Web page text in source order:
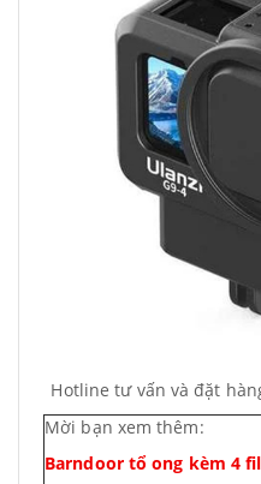
Hotline tư vấn và đặt
Mời bạn xem thêm:
Barndoor tổ ong kèm 4